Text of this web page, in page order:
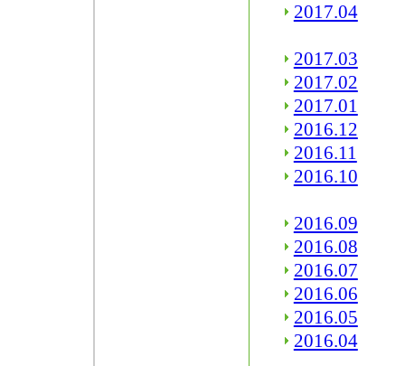
2017.04
2017.03
2017.02
2017.01
2016.12
2016.11
2016.10
2016.09
2016.08
2016.07
2016.06
2016.05
2016.04